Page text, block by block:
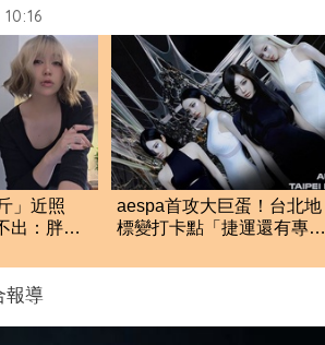
」近照
出：胖子
aespa首攻大巨蛋！台北地
標變打卡點「捷運還有專屬
報導